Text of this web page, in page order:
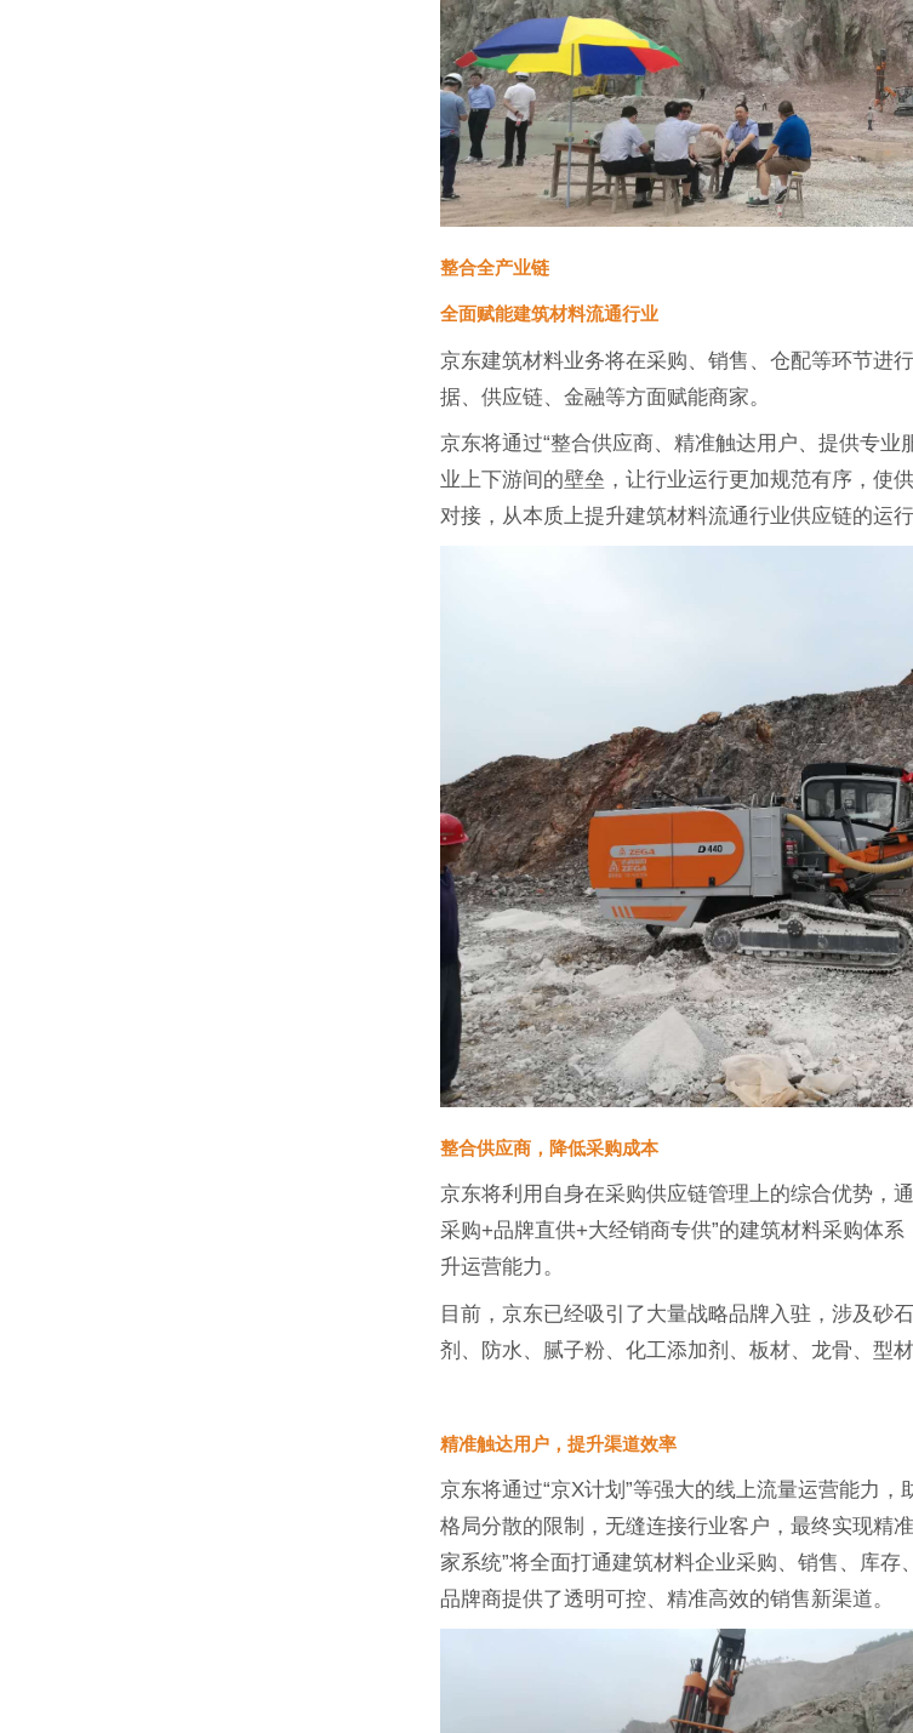
整合全产业链
全面赋能建筑材料流通行业
京东建筑材料业务将在采购、销售、仓配等环节进
据、供应链、金融等方面赋能商家。
京东将通过“整合供应商、精准触达用户、提供专业
业上下游间的壁垒，让行业运行更加规范有序，使
对接，从本质上提升建筑材料流通行业供应链的运行
整合供应商，降低采购成本
京东将利用自身在采购供应链管理上的综合优势，
采购+品牌直供+大经销商专供”的建筑材料采购体
升运营能力。
目前，京东已经吸引了大量战略品牌入驻，涉及砂
剂、防水、腻子粉、化工添加剂、板材、龙骨、型材
精准触达用户，提升渠道效率
京东将通过“京X计划”等强大的线上流量运营能力
格局分散的限制，无缝连接行业客户，最终实现精
家系统”将全面打通建筑材料企业采购、销售、库存
品牌商提供了透明可控、精准高效的销售新渠道。